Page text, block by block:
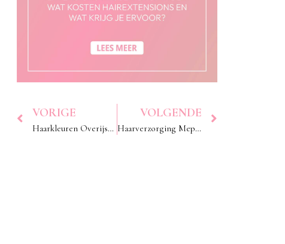
VORIGE
Haarkleuren Overijssel
VOLGENDE
Haarverzorging Meppel